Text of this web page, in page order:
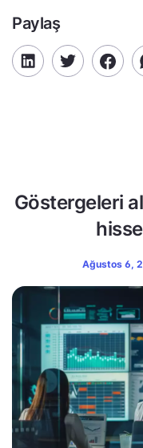
Paylaş
Göstergeleri
Ağustos 6,